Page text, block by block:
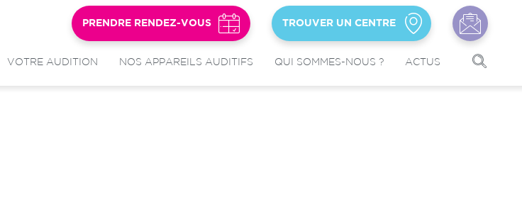
VOTRE AUDITION NOS APPAREILS AUDITIFS QUI SOMMES-NOUS ? ACTUS
PRENDRE RENDEZ-VOUS TROUVER UN CENTRE